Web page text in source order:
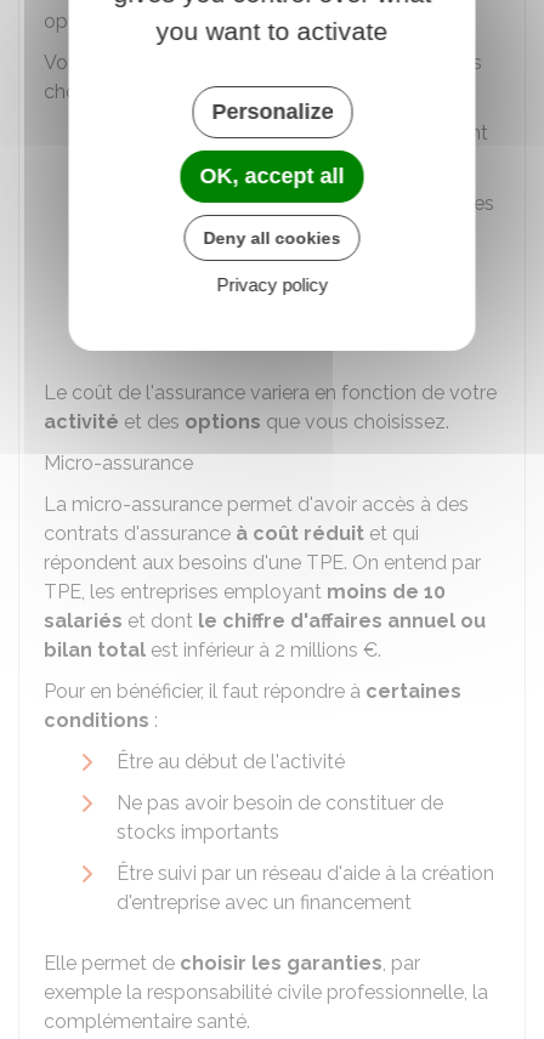
optiques et de l'hospitalisation.
Vous pourrez bénéficier selon le régime que vous
choisissez
des avantages suivants
Remboursement en cas de dépassement
d'honoraires
Prise en charge de certains soins dentaires
et des traitement d'orthodontie de vos
Remboursement des verres de lunettes
Le coût de l'assurance variera en fonction de votre
activité et des options que vous choisissez.
Micro-assurance
La micro-assurance permet d'avoir accès à des
contrats d'assurance à coût réduit et qui
répondent aux besoins d'une TPE. On entend par
TPE, les entreprises employant moins de 10
salariés et dont le chiffre d'affaires annuel ou
bilan total est inférieur à 2 millions €.
Pour en bénéficier, il faut répondre à certaines
conditions :
Être au début de l'activité
Ne pas avoir besoin de constituer de
stocks importants
Être suivi par un réseau d'aide à la création
d'entreprise avec un financement
Elle permet de choisir les garanties, par
exemple la responsabilité civile professionnelle, la
complémentaire santé.
you want to activate
Personalize
OK, accept all
Deny all cookies
Privacy policy